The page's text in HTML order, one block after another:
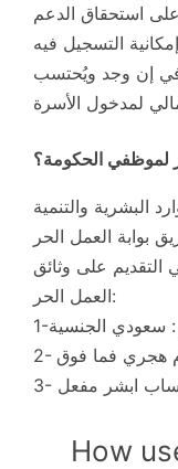
استحقاق الدعم
التسجيل فيه
إن وجد ويُحتسب
لموظفي الحكومة؟
البشرية والتنمية
التقديم على وثائق
العمل الحر:
: سعودي الجنسية
ابشر مفعل
How